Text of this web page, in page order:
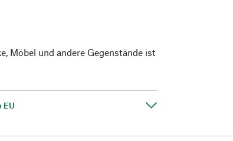
Möbel und andere Gegenstände ist
EU